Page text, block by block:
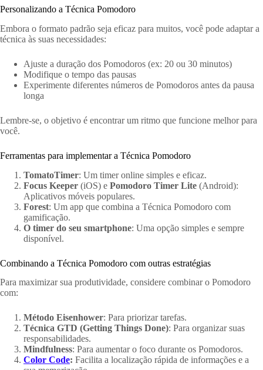
Personalizando a Técnica Pomodoro
Embora o formato padrão seja eficaz para muitos, você pode adaptar a
técnica às suas necessidades:
Ajuste a duração dos Pomodoros (ex: 20 ou 30 minutos)
Modifique o tempo das pausas
Experimente diferentes números de Pomodoros antes da pausa
longa
Lembre-se, o objetivo é encontrar um ritmo que funcione melhor para
você.
Ferramentas para implementar a Técnica Pomodoro
TomatoTimer: Um timer online simples e eficaz.
Focus Keeper (iOS) e Pomodoro Timer Lite (Android):
Aplicativos móveis populares.
Forest: Um app que combina a Técnica Pomodoro com
gamificação.
O timer do seu smartphone: Uma opção simples e sempre
disponível.
Combinando a Técnica Pomodoro com outras estratégias
Para maximizar sua produtividade, considere combinar o Pomodoro
com:
Método Eisenhower: Para priorizar tarefas.
Técnica GTD (Getting Things Done): Para organizar suas
responsabilidades.
Mindfulness: Para aumentar o foco durante os Pomodoros.
Color Code: Facilita a localização rápida de informações e a